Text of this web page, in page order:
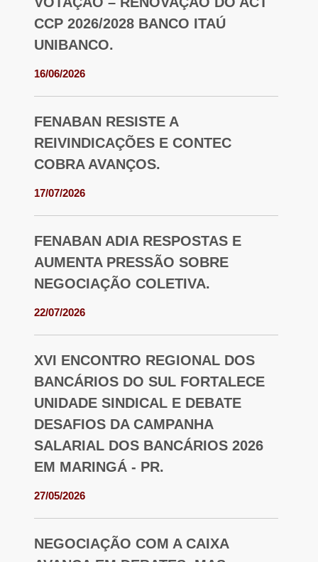
CCP 2026/2028 BANCO ITAÚ
UNIBANCO.
16/06/2026
FENABAN RESISTE A
REIVINDICAÇÕES E CONTEC
COBRA AVANÇOS.
17/07/2026
FENABAN ADIA RESPOSTAS E
AUMENTA PRESSÃO SOBRE
NEGOCIAÇÃO COLETIVA.
22/07/2026
XVI ENCONTRO REGIONAL DOS
BANCÁRIOS DO SUL FORTALECE
UNIDADE SINDICAL E DEBATE
DESAFIOS DA CAMPANHA
SALARIAL DOS BANCÁRIOS 2026
EM MARINGÁ - PR.
27/05/2026
NEGOCIAÇÃO COM A CAIXA